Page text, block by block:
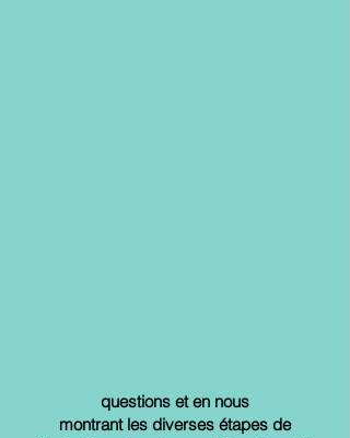
questions et en nous
montrant les diverses étapes de